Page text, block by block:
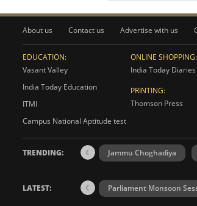
About us Contact us Advertise with us
EDUCATION:
Vasant Valley
India Today Education
ITMI
Campus National Aptitude test
ONLINE SHOPPING:
India Today Diaries
PRINTING:
Thomson Press
TRENDING: Jammu Choghadiya
LATEST: Parliament Monsoon